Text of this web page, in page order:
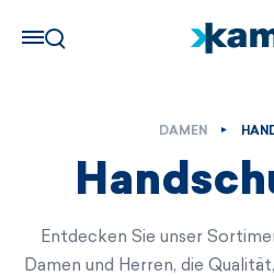
DAMEN
Entdecken Sie unser
Damen und Herren, die